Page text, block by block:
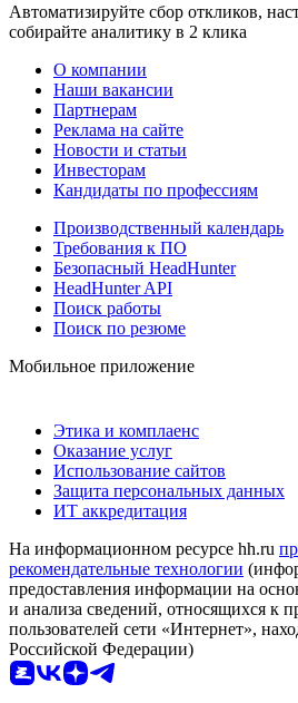
Автоматизируйте сбор откликов,
собирайте аналитику в 2 клика
О компании
Наши вакансии
Партнерам
Реклама на сайте
Новости и статьи
Инвесторам
Кандидаты по профессиям
Производственный календарь
Требования к ПО
Безопасный HeadHunter
HeadHunter API
Поиск работы
Поиск по резюме
Мобильное приложение
Этика и комплаенс
Оказание услуг
Использование сайтов
Защита персональных данных
ИТ аккредитация
На информационном ресурсе hh.ru
рекомендательные технологии
предоставления информации на
и анализа сведений, относящихся к
пользователей сети «Интернет»,
Российской Федерации)